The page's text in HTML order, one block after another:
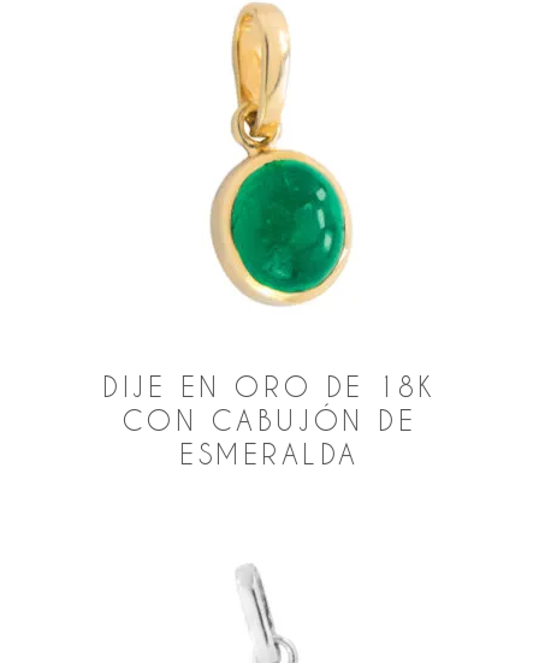
DIJE EN ORO DE 18K
CON CABUJÓN DE
ESMERALDA